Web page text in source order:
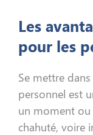
Les
pour les
Se mettre
personnel est
un moment
chahuté, voire